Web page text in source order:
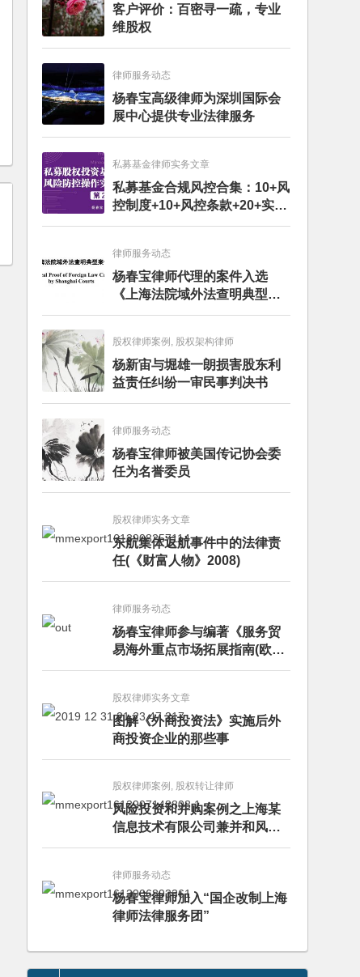
客户评价：百密寻一疏，专业
维股权
律师服务动态
杨春宝高级律师为深圳国际会
展中心提供专业法律服务
私募基金律师实务文章
私募基金合规风控合集：10+风
控制度+10+风控条款+20+实务
文章+每月动态
律师服务动态
杨春宝律师代理的案件入选
《上海法院域外法查明典型案
例》
股权律师案例, 股权架构律师
杨新宙与堀雄一朗损害股东利
益责任纠纷一审民事判决书
律师服务动态
杨春宝律师被美国传记协会委
任为名誉委员
股权律师实务文章
东航集体返航事件中的法律责
任(《财富人物》2008)
律师服务动态
杨春宝律师参与编著《服务贸
易海外重点市场拓展指南(欧洲
卷·意大利)》
股权律师实务文章
图解《外商投资法》实施后外
商投资企业的那些事
股权律师案例, 股权转让律师
风险投资和并购案例之上海某
信息技术有限公司兼并和风险
投资服务
律师服务动态
杨春宝律师加入“国企改制上海
律师法律服务团”